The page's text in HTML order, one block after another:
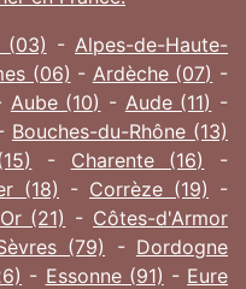
(03) - Alpes-de-Haute-
(06) - Ardèche (07) -
Aube (10) - Aude (11) -
Bouches-du-Rhône (13)
- Charente (16)
-
(18) - Corrèze (19) -
(21) - Côtes-d'Armor
(79) - Dordogne
- Essonne (91) - Eure